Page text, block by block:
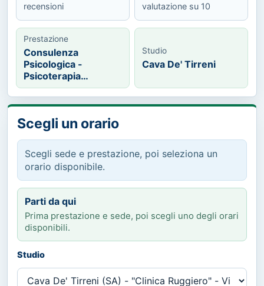
recensioni valutazione su 10
Prestazione
Consulenza
Psicologica -
Psicoterapia
(Sistemico-Relaz...
Studio
Cava De' Tirreni
Scegli un orario
Scegli sede e prestazione, poi seleziona un
orario disponibile.
Parti da qui
Prima prestazione e sede, poi scegli uno degli orari
disponibili.
Studio